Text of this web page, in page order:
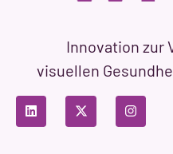
Innovation zur
visuellen